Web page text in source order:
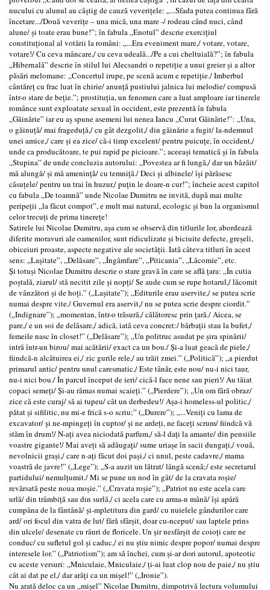
nucului cu alunul au câștig de cauză veverițele: „...Sfada putea continua fără
încetare.../Două veverițe – una mică, una mare -/ rodeau când nuci, când
alune/ și toate erau bune!”; în fabula „Enotul” descrie exercițiul
constituțional al votării la români: „...Era eveniment mare,/ votare, votare,
votare!/ Cu ceva mâncare,/ cu ceva udeală.../Pe a cui cheltuială?”; în fabula
„Hibernală” descrie în stilul lui Alecsandri o repetiție a unui greier și a altor
păsări melomane: „Concertul irupe, pe scenă acum e repetiție./ Imberbul
cântăreț cu frac luat în chirie/ anunță pustiului jalnica lui melodie/ compusă
într-o stare de beție.”; prostituția, un fenomen care a luat amploare iar tinerele
românce sunt exploatate sexual în occident, este prezentă în fabula
„Găinărie” iar eu aș spune asemeni lui nenea Iancu „Curat Găinărie!”: „Una,
o găinuță/ mai frageduță,/ cu gât dezgolit,/ din găinărie a fugit/ la-ndemnul
unei amice,/ care și ea zice/ că-i timp excelent/ pentru puicuțe, în occident,/
unde ca producătoare, te pui rapid pe picioare.”; aceeași tematică și în fabula
„Stupina” de unde concluzia autorului: „Povestea ar fi lungă,/ dar un bâzâit/
mă alungă/ și mă amenință/ cu temniță./ Deci și albinele/ își părăsesc
căsuțele/ pentru un trai în huzur,/ puțin le doare-n cur!”; încheie acest capitol
cu fabula „De toamnă” unde Nicolae Dumitru ne invită, după mai multe
peripeții „la făcut compot”, e mult mai natural, ecologic și bun la organismul
celor trecuți de prima tinerețe!
Satirele lui Nicolae Dumitru, așa cum se observă din titlurile lor, abordează
diferite moravuri ale oamenilor, sunt ridiculizate și biciuite defecte, greșeli,
obiceiuri proaste, aspecte negative ale societății. Iată câteva titluri în acest
sens: „Lașitate”, „Delăsare”, „Îngâmfare”, „Piticania”, „Lăcomie”, etc.
Și totuși Nicolae Dumitru descrie o stare gravă în care se află țara: „În cutia
poștală, ziarul/ stă necitit zile și nopți/ Se aude cum se rupe hotarul,/ lăcomit
de vânzători și de hoți.” („Lașitate”); „Editurile erau aservite,/ se putea scrie
numai despre vite./ Guvernul era aservit,/ nu se putea scrie despre ciordit.”
(„Indignare”); „momentan, într-o trăsură,/ călătoresc prin țară./ Aicea, se
pare,/ e un soi de delăsare,/ adică, iată ceva concret:/ bărbații stau la bufet,/
femeile nasc în closet!” („Delăsare”); „Un politruc asudat pe șira spinării/
intră într-un birou/ mai acătării/ exact ca un bou./ Și-a luat geacă de piele,/
fiindcă-n alcătuirea ei,/ zic gurile rele,/ au trăit zmei.” („Politică”); „a pierdut
primarul antic/ pentru unul caresmatic,/ Este tânăr, este nou/ nu-i nici taur,
nu-i nici bou./ În parcul început de ieri/ cică-l face nene sau pieri!/ Au tăiat
copaci semeți/ Și-au rămas numai scaieți.” („Pierdere”); „Un om fără obraz/
zice că este curaj/ să ai tupeu/ cât un derbedeu!/ Așa-i homeless-ul politic,/
pătat și sifilitic, nu mi-e frică s-o scriu;” („Durere”); „...Veniți cu lama de
excavator/ și ne-mpingeți în cuptor/ și ne ardeți, ne faceți scrum/ fiindcă vă
stăm în drum!/ N-ați avea niciodată parfum,/ să-l dați la amante/ din pensiile
voastre gigante!/ Mai aveți să adăugați/ sume uriașe în sacii dungați,/ vouă,
nevolnicii grași,/ care n-ați făcut doi pași,/ ci unul, peste cadavre,/ mama
voastră de javre!” („Lege”); „S-a auzit un lătrat/ lângă scenă;/ este secretarul
partidului/ nemulțumit./ Mi se pune un nod în gât/ de la cravata roșie/
revărsată peste noua moșie.” („Cravata roșie”); „Patriot nu este acela care
urlă/ din trâmbiță sau din surlă,/ ci acela care cu arma-n mână/ își apără
cumpăna de la fântână/ și-mpletitura din gard/ cu nuielele gândurilor care
ard/ ori focul din vatra de lut/ fără sfârșit, doar cu-nceput/ sau laptele prins
din ulcele/ desenate cu râuri de floricele. Un șir nesfârșit de coioți care ne
conduc/ cu sufletul gol și caduc,/ ei nu știu nimic despre popor/ numai despre
interesele lor.” („Patriotism”); am să închei, cum și-ar dori autorul, apoteotic
cu aceste versuri: „Mniculaie, Mniculaie,/ ți-ai luat clop nou de paie,/ nu știu
cât ai dat pe el,/ dar arăți ca un mișel!” („Ironie”).
Nu arată deloc ca un „mișel” Nicolae Dumitru, dimpotrivă lectura volumului